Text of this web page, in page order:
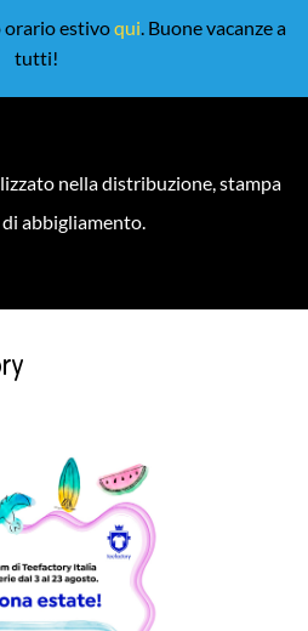
orario estivoqui. Buone vacanze a
tutti!
nella distribuzione, stampa
abbigliamento.